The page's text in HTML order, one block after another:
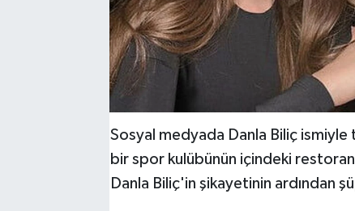
Sosyal medyada Danla Biliç
bir spor kulübünün içindeki
Danla Biliç'in şikayetinin ardından